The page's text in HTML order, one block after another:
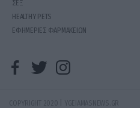
ΣΕΞ
HEALTHY PETS
ΕΦΗΜΕΡΙΕΣ ΦΑΡΜΑΚΕΙΩΝ
COPYRIGHT 2020 | YGEIAMASNEWS.GR